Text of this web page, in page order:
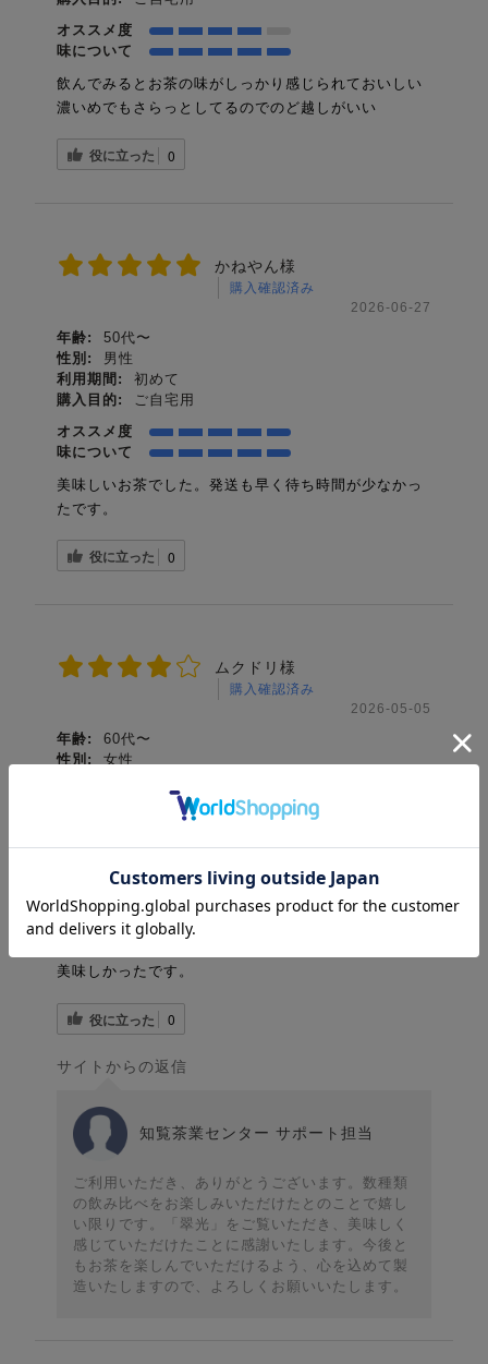
オススメ度
味について
飲んでみるとお茶の味がしっかり感じられておいしい
濃いめでもさらっとしてるのでのど越しがいい
役に立った 0
かねやん様
購入確認済み
2026-06-27
年齢:
50代〜
性別:
男性
利用期間:
初めて
購入目的:
ご自宅用
オススメ度
味について
美味しいお茶でした。発送も早く待ち時間が少なかっ
たです。
役に立った 0
ムクドリ様
購入確認済み
2026-05-05
年齢:
60代〜
性別:
女性
ご自宅用
味について
美味しい
数種類購入、飲み比べが楽しみ。早速「翠光」を飲み
美味しかったです。
役に立った 0
サイトからの返信
知覧茶業センター サポート担当
ご利用いただき、ありがとうございます。数種類
の飲み比べをお楽しみいただけたとのことで嬉し
い限りです。「翠光」をご覧いただき、美味しく
感じていただけたことに感謝いたします。今後と
もお茶を楽しんでいただけるよう、心を込めて製
造いたしますので、よろしくお願いいたします。